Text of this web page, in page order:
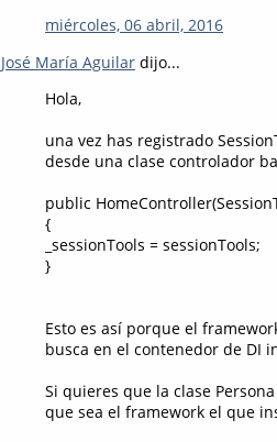
miércoles, 06 abril, 2016
José María Aguilar dijo...
Hola,
una vez has registrado
desde una clase controlador
public
{
_sessionTools = sessionTools;
}
Esto es así porque el
busca en el contenedor de DI
Si quieres que la clase
que sea el framework el que